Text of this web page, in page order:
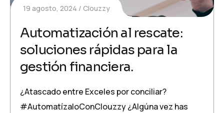
19 agosto, 2024 Clouzzy
Automatización al rescate:
soluciones rápidas para la
gestión financiera.
¿Atascado entre Exceles por conciliar?
#AutomatízaloConClouzzy ¿Algúna vez has